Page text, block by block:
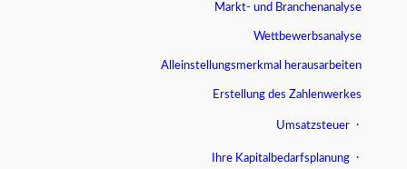
Markt- und Branchenanalyse
Wettbewerbsanalyse
Alleinstellungsmerkmal herausarbeiten
Erstellung des Zahlenwerkes
Umsatzsteuer
Ihre Kapitalbedarfsplanung